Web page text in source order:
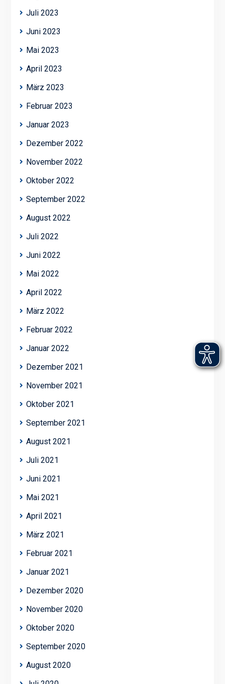
Juli 2023
Juni 2023
Mai 2023
April 2023
März 2023
Februar 2023
Januar 2023
Dezember 2022
November 2022
Oktober 2022
September 2022
August 2022
Juli 2022
Juni 2022
Mai 2022
April 2022
März 2022
Februar 2022
Januar 2022
Dezember 2021
November 2021
Oktober 2021
September 2021
August 2021
Juli 2021
Juni 2021
Mai 2021
April 2021
März 2021
Februar 2021
Januar 2021
Dezember 2020
November 2020
Oktober 2020
September 2020
August 2020